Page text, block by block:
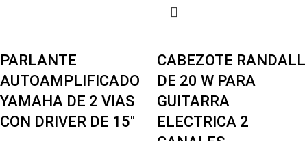
PARLANTE
AUTOAMPLIFICADO
YAMAHA DE 2 VIAS
CON DRIVER DE 15″
CABEZOTE RANDALL
DE 20 W PARA
GUITARRA
ELECTRICA 2